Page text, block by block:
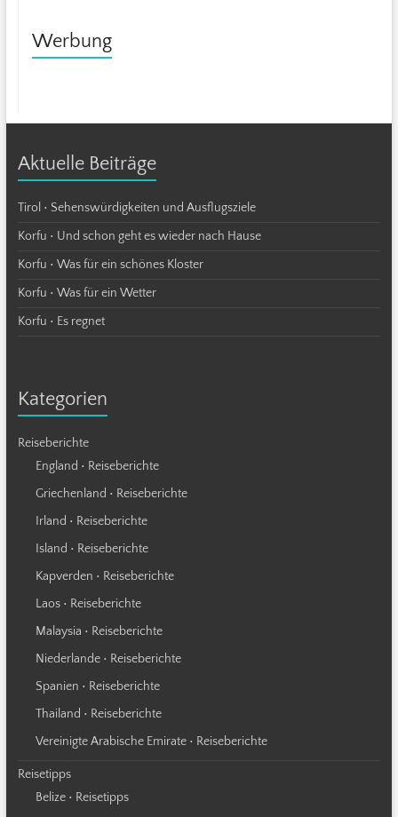
Werbung
Aktuelle Beiträge
Tirol • Sehenswürdigkeiten und Ausflugsziele
Korfu • Und schon geht es wieder nach Hause
Korfu • Was für ein schönes Kloster
Korfu • Was für ein Wetter
Korfu • Es regnet
Kategorien
Reiseberichte
England • Reiseberichte
Griechenland • Reiseberichte
Irland • Reiseberichte
Island • Reiseberichte
Kapverden • Reiseberichte
Laos • Reiseberichte
Malaysia • Reiseberichte
Niederlande • Reiseberichte
Spanien • Reiseberichte
Thailand • Reiseberichte
Vereinigte Arabische Emirate • Reiseberichte
Reisetipps
Belize • Reisetipps